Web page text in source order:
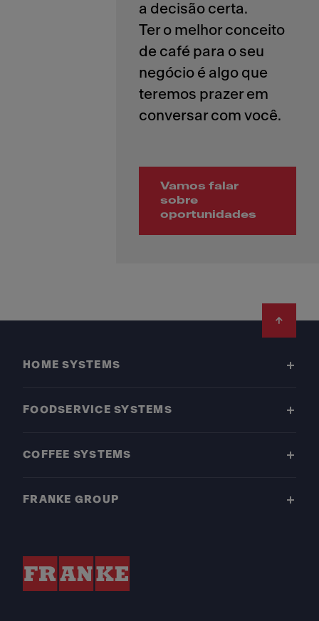
a decisão certa.
Ter o melhor conceito
de café para o seu
negócio é algo que
teremos prazer em
Vamos falar
sobre
oportunidades
HOME SYSTEMS
FOODSERVICE SYSTEMS
COFFEE SYSTEMS
FRANKE GROUP